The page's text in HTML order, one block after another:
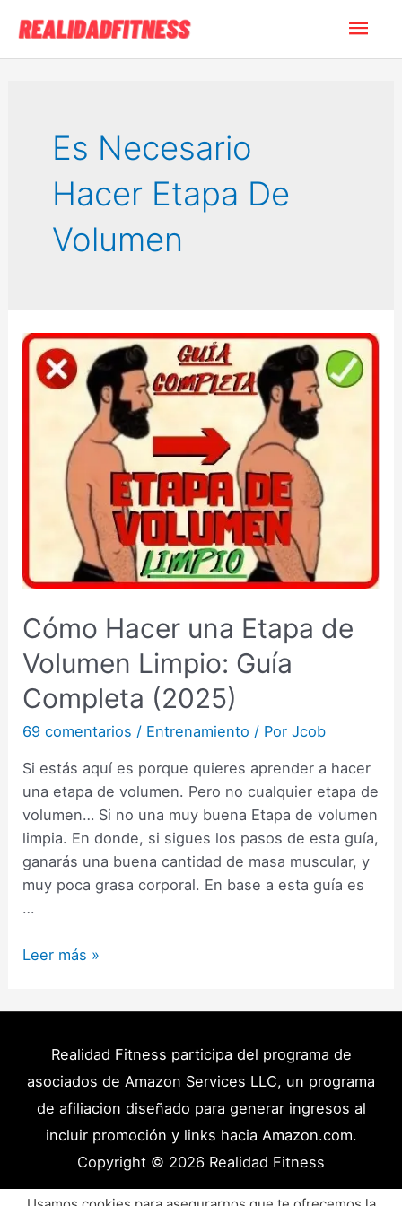
contenido
Es Necesario
Hacer Etapa De
Volumen
Cómo Hacer una Etapa de
Volumen Limpio: Guía
Completa (2025)
69 comentarios / Entrenamiento / PorJcob
Si estás aquí es porque quieres aprender a hacer
una etapa de volumen. Pero no cualquier etapa de
volumen… Si no una muy buena Etapa de volumen
limpia. En donde, si sigues los pasos de esta guía,
ganarás una buena cantidad de masa muscular, y
muy poca grasa corporal. En base a esta guía es
…
Cómo
Volumen
Guía
Completa
Leer más »
Realidad Fitness participa del programa de
asociados de Amazon Services LLC, un programa
de afiliacion diseñado para generar ingresos al
incluir promoción y links hacia Amazon.com.
Copyright © 2026 Realidad Fitness